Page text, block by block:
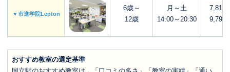
▼市進学院Lepton
6歳～
12歳
月～土
14:00～20:30
7,810
9,790
おすすめ教室の選定基準